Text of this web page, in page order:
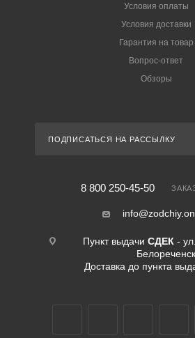
Условия оплаты
Условия доставки
Гарантия на товар
Вопрос-ответ
Обзоры
ПОДПИСАТЬСЯ НА РАССЫЛКУ
8 800 250-45-50
Пункт выдачи СДЕК -
Белореченск
Доставка до пункта